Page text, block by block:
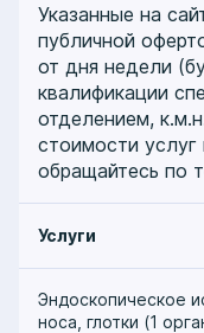
Указанные на
публичной
от дня недели
квалификации
отделением,
стоимости услуг
обращайтесь по
Услуги
Эндоскопическое
носа, глотки (1